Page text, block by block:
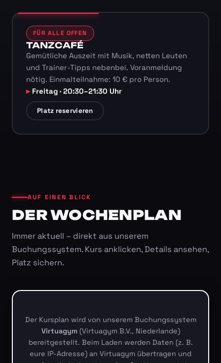
FÜR ALLE OFFEN
TANZCAFÉ
Gemütliche Auszeit mit Musik, netten Leuten
und Trainer-Tipps nebenbei. Voranmeldung
nötig. Einmalteilnahme: 10 € pro Person.
Freitag · 20:30–21:30 Uhr
Platz reservieren
AUF EINEN BLICK
DER WOCHENPLAN
Immer aktuell – direkt aus unserem
Buchungssystem. Kurs anklicken, Details ansehen,
Platz sichern.
Der Kursplan wird von unserem Buchungssystem
Virtuagym(Virtuagym B.V., Niederlande)
bereitgestellt. Beim Laden werden Daten (z. B.
eure IP-Adresse) an Virtuagym übertragen und